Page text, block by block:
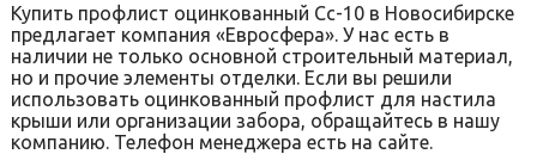
Купить профлист оцинкованный Сс-10 в Новосибирске
предлагает компания «Евросфера». У нас есть в
наличии не только основной строительный материал,
но и прочие элементы отделки. Если вы решили
использовать оцинкованный профлист для настила
крыши или организации забора, обращайтесь в нашу
компанию. Телефон менеджера есть на сайте.